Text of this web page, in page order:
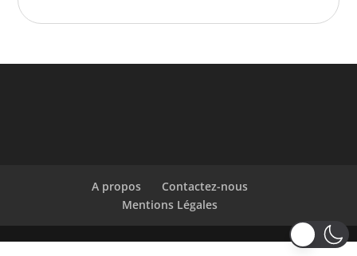
A propos
Contactez-nous
Mentions Légales